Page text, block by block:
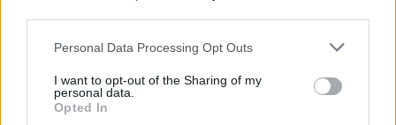
Please note that this website/app uses one or more Google
not limited to your visit or usage behaviour. You may click to
grant or deny consent to Google and its third-party tags to
use your data for below specified purposes in below Google
Personal Data Processing Opt Outs
I want to opt-out of the Sharing of my
personal data.
Opted In